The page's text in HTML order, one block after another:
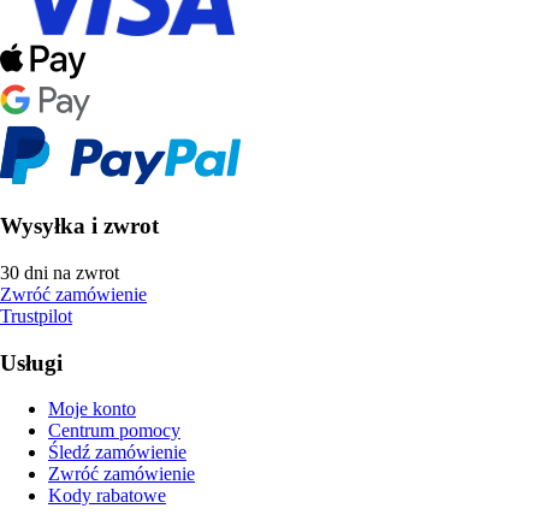
Wysyłka i zwrot
30 dni na zwrot
Zwróć zamówienie
Trustpilot
Usługi
Moje konto
Centrum pomocy
Śledź zamówienie
Zwróć zamówienie
Kody rabatowe